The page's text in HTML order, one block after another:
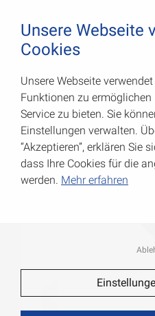
Art.-Nr.: 000150125LG
Unsere Webseite
Cookies
Unsere Webseite
Funktionen zu
Service zu bieten. Sie
Einstellungen verwalten.
“Akzeptieren”, erklären Sie
dass Ihre Cookies für die
werden. Mehr erfahren